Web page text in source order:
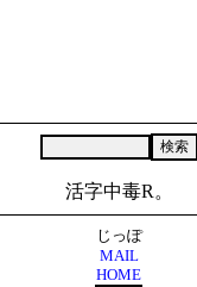
活字中毒R。
じっぽ
MAIL
HOME